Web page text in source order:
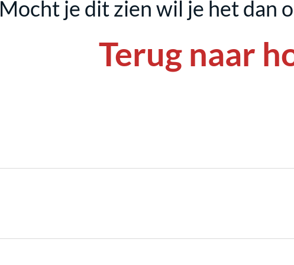
Mocht je dit zien wil je het dan
Terug naar